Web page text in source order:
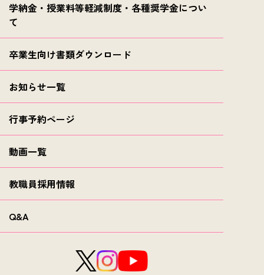
学納金・授業料等軽減制度・各種奨学金につい
て
卒業生向け書類ダウンロード
お知らせ一覧
行事予約ページ
動画一覧
教職員採用情報
Q&A